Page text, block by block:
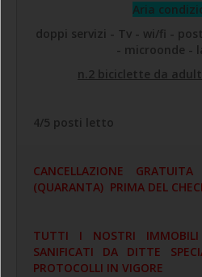
Aria
doppi servizi - Tv - wi/fi -
- microonde -
n.2 biciclette da
4/5 posti letto
CANCELLAZIONE
(QUARANTA) PRIMA DEL
TUTTI I NOSTRI
SANIFICATI DA DITTE
PROTOCOLLI IN VIGORE